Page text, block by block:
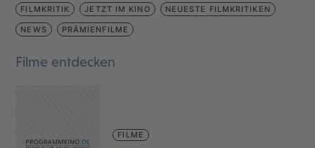
FILMKRITIK JETZT IM KINO NEUESTE FILMKRITIKEN
NEWS PRÄMIENFILME
Filme entdecken
FILME